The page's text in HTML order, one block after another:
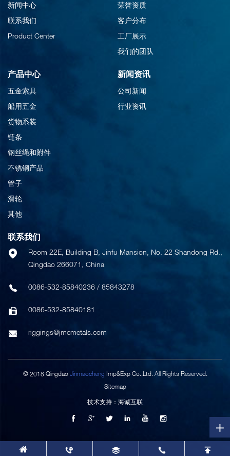
新闻中心
联系我们
Product Center
荣誉资质
客户分布
工厂展示
我们的团队
产品中心
五金索具
船用五金
货物系装
链条
钢丝绳和附件
不锈钢产品
管子
滑轮
其他
新闻资讯
公司新闻
行业资讯
联系我们
Room 22E, Building B, Jinfu Mansion, No. 22 Shandong Rd.,
Qingdao 266071, China
0086-532-85840236 / 85843278
0086-532-85840181
riggings@jmcmetals.com
© 2018 Qingdao Jinmaocheng Imp&Exp Co.,Ltd. All Rights Reserved.
Sitemap
技术支持：海诚互联